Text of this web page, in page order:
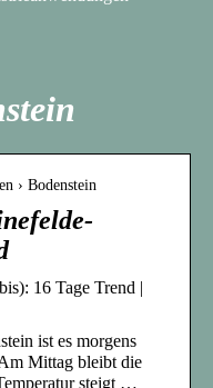
› Bodenstein
16 Tage Trend |
ist es morgens
Mittag bleibt die
steigt …